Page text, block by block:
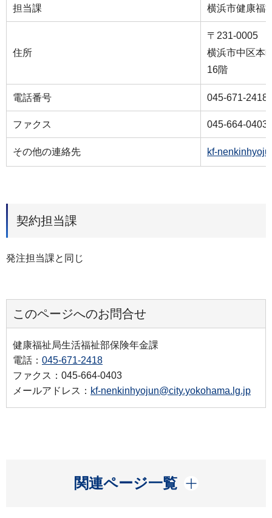
担当課 横浜市健康福
住所
〒231-0005
横浜市中区本
16階
電話番号 045-671-2418
ファクス 045-664-0403
その他の連絡先 kf-
契約担当課
発注担当課と同じ
このページへのお問合せ
健康福祉局生活福祉部保険年金課
電話： 045-671-2418
ファクス：045-664-0403
メールアドレス： kf-nenkinhyojun@city.yokohama.lg.jp
関連ページ一覧
開く